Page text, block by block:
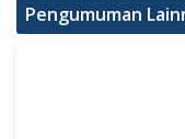
Pengumuman